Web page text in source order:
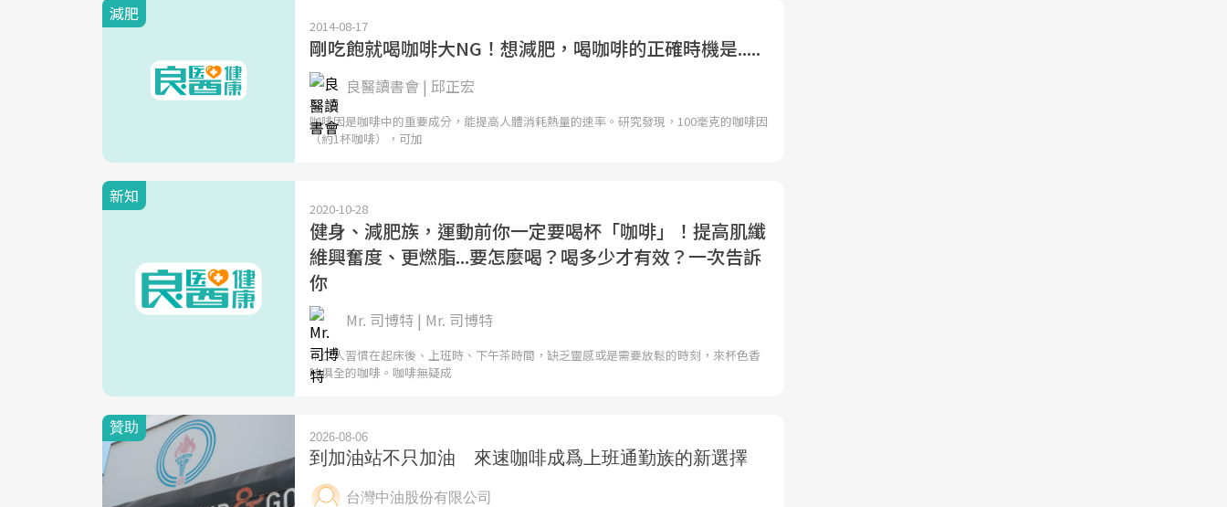
減肥
2014-08-17
剛吃飽就喝咖啡大NG！想減肥，喝咖啡的正確時機是.....
良醫讀書會 | 邱正宏
咖啡因是咖啡中的重要成分，能提高人體消耗熱量的速率。研究發現，100毫克的咖啡因
（約1杯咖啡），可加
新知
2020-10-28
健身、減肥族，運動前你一定要喝杯「咖啡」！提高肌纖
維興奮度、更燃脂...要怎麼喝？喝多少才有效？一次告訴
你
Mr. 司博特 | Mr. 司博特
不少人習慣在起床後、上班時、下午茶時間，缺乏靈感或是需要放鬆的時刻，來杯色香
味俱全的咖啡。咖啡無疑成